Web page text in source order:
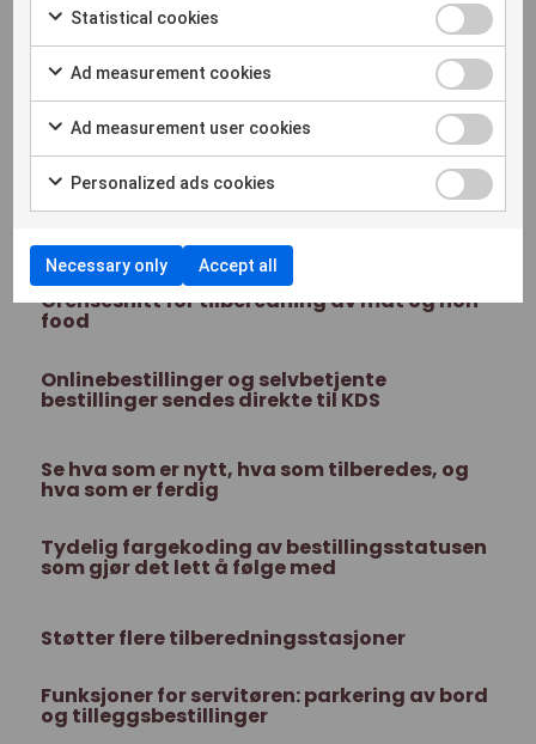
Når bestillingen er ferdig, kan kunden se at
den er klar for henting på skjermen som
Grensesnitt for tilberedning av mat og non-
food
Onlinebestillinger og selvbetjente
bestillinger sendes direkte til KDS
Se hva som er nytt, hva som tilberedes, og
hva som er ferdig
Tydelig fargekoding av bestillingsstatusen
som gjør det lett å følge med
Støtter flere tilberedningsstasjoner
Funksjoner for servitøren: parkering av bord
og tilleggsbestillinger
Statistical cookies
Ad measurement cookies
Ad measurement user cookies
Personalized ads cookies
Necessary only Accept all